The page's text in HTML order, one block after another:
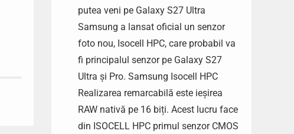
putea veni pe Galaxy S27 Ultra
Samsung a lansat oficial un senzor
foto nou, Isocell HPC, care probabil va
fi principalul senzor pe Galaxy S27
Ultra și Pro. Samsung Isocell HPC
Realizarea remarcabilă este ieșirea
RAW nativă pe 16 biți. Acest lucru face
din ISOCELL HPC primul senzor CMOS